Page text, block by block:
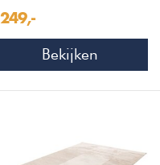
249,-
Bekijken